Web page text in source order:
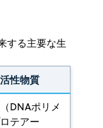
する主要な生
性物質
DNAポリメ
テアー